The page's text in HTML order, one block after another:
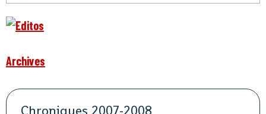
Archives